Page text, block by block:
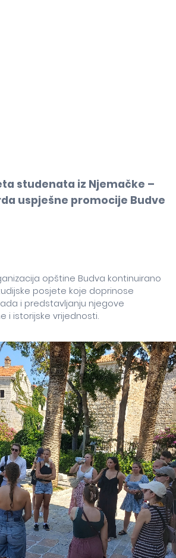
studenata iz Njemačke –
uspješne promocije Budve
opštine Budva kontinuirano
posjete koje doprinose
i predstavljanju njegove
i istorijske vrijednosti.